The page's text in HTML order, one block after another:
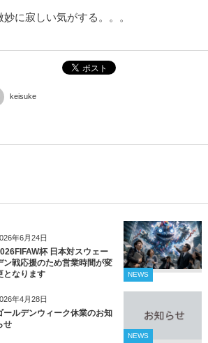
に寂しい気がする。。。
keisuke
年6月24日
杯 日本対スウェー
ン戦応援のため営業時間が変
となります
NEWS
年4月28日
ールデンウィーク休業のお知
せ
NEWS